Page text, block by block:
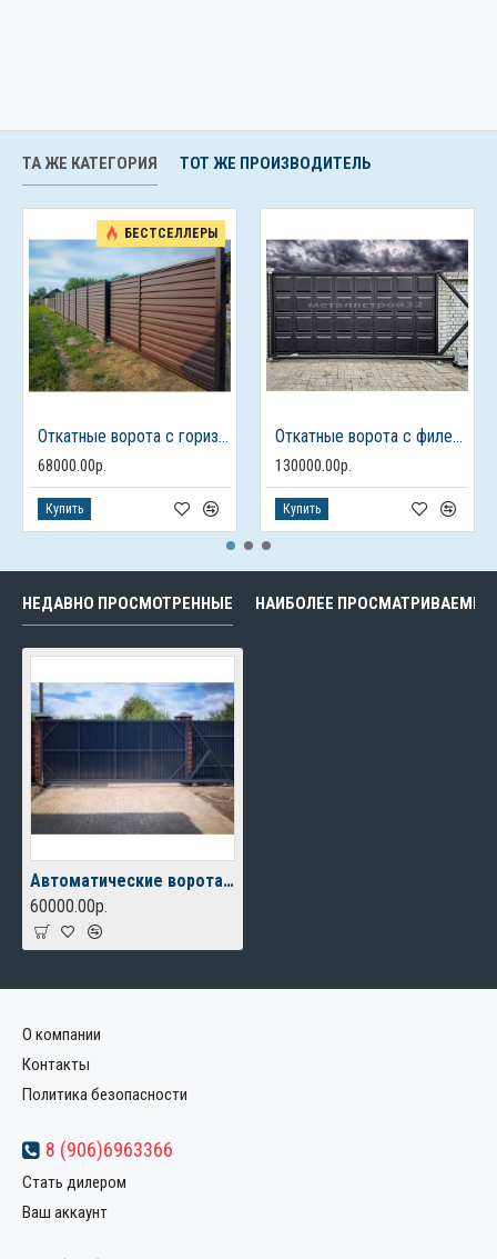
ТА ЖЕ КАТЕГОРИЯ ТОТ ЖЕ ПРОИЗВОДИТЕЛЬ
БЕСТСЕЛЛЕРЫ
Откатные ворота с горизонтальным профлистом
68000.00р.
Купить
Откатные ворота с филенками
130000.00р.
Купить
НЕДАВНО ПРОСМОТРЕННЫЕ НАИБОЛЕЕ ПРОСМАТРИВАЕМЫЕ
Автоматические ворота из профлиста в кирпичных столбах
60000.00р.
О компании
Контакты
Политика безопасности
8 (906)6963366
Стать дилером
Ваш аккаунт